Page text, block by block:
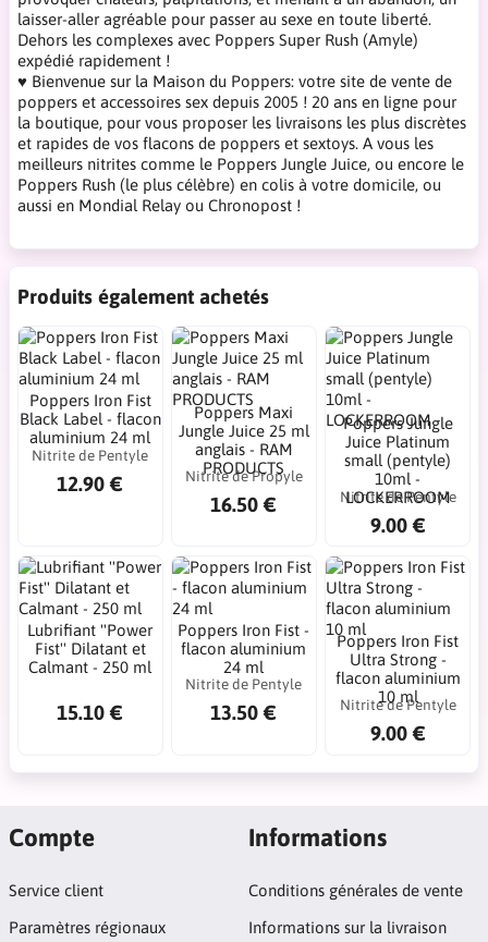
laisser-aller agréable pour passer au sexe en toute liberté.
Dehors les complexes avec Poppers Super Rush (Amyle)
expédié rapidement !
♥ Bienvenue sur la Maison du Poppers: votre site de vente de
poppers et accessoires sex depuis 2005 ! 20 ans en ligne pour
la boutique, pour vous proposer les livraisons les plus discrètes
et rapides de vos flacons de poppers et sextoys. A vous les
meilleurs nitrites comme le Poppers Jungle Juice, ou encore le
Poppers Rush (le plus célèbre) en colis à votre domicile, ou
aussi en Mondial Relay ou Chronopost !
Produits également achetés
Poppers Iron Fist
Black Label - flacon
aluminium 24 ml
Nitrite de Pentyle
12.90 €
Poppers Maxi
Jungle Juice 25 ml
anglais - RAM
PRODUCTS
Nitrite de Propyle
16.50 €
Poppers Jungle
Juice Platinum
small (pentyle)
10ml -
LOCKERROOM
Nitrite de Pentyle
9.00 €
Lubrifiant ''Power
Fist'' Dilatant et
Calmant - 250 ml
15.10 €
Poppers Iron Fist -
flacon aluminium
24 ml
Nitrite de Pentyle
13.50 €
Poppers Iron Fist
Ultra Strong -
flacon aluminium
10 ml
Nitrite de Pentyle
9.00 €
Compte
Service client
Paramètres régionaux
Informations
Conditions générales de vente
Informations sur la livraison